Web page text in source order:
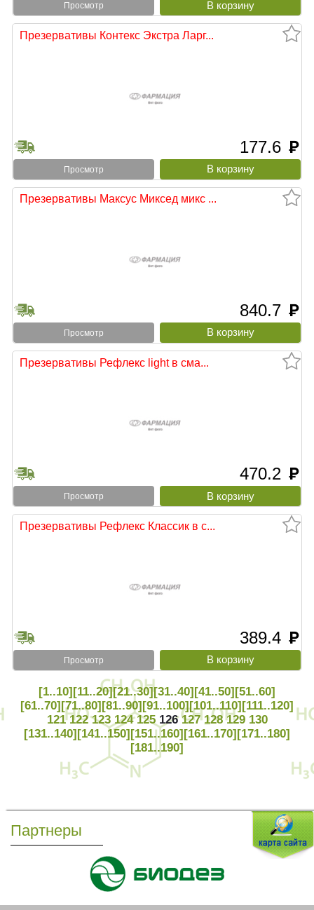
Просмотр
Презервативы Контекс Экстра Ларг...
177.6 руб
Просмотр
Презервативы Максус Миксед микс ...
840.7 руб
Просмотр
Презервативы Рефлекс light в сма...
470.2 руб
Просмотр
Презервативы Рефлекс Классик в с...
389.4 руб
Просмотр
[1..10][11..20][21..30][31..40][41..50][51..60]
[61..70][71..80][81..90][91..100][101..110][111..120]
121 122 123 124 125 126 127 128 129 130
[131..140][141..150][151..160][161..170][171..180]
[181..190]
Партнеры